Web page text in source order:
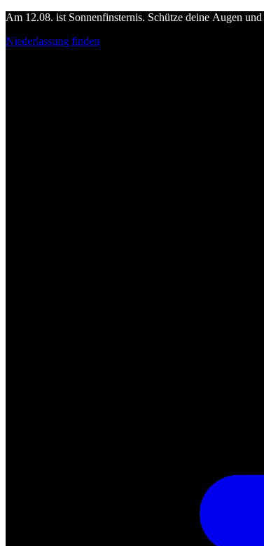
Am 12.08. ist Sonnenfinsternis. Schütze deine Augen
Niederlassung finden